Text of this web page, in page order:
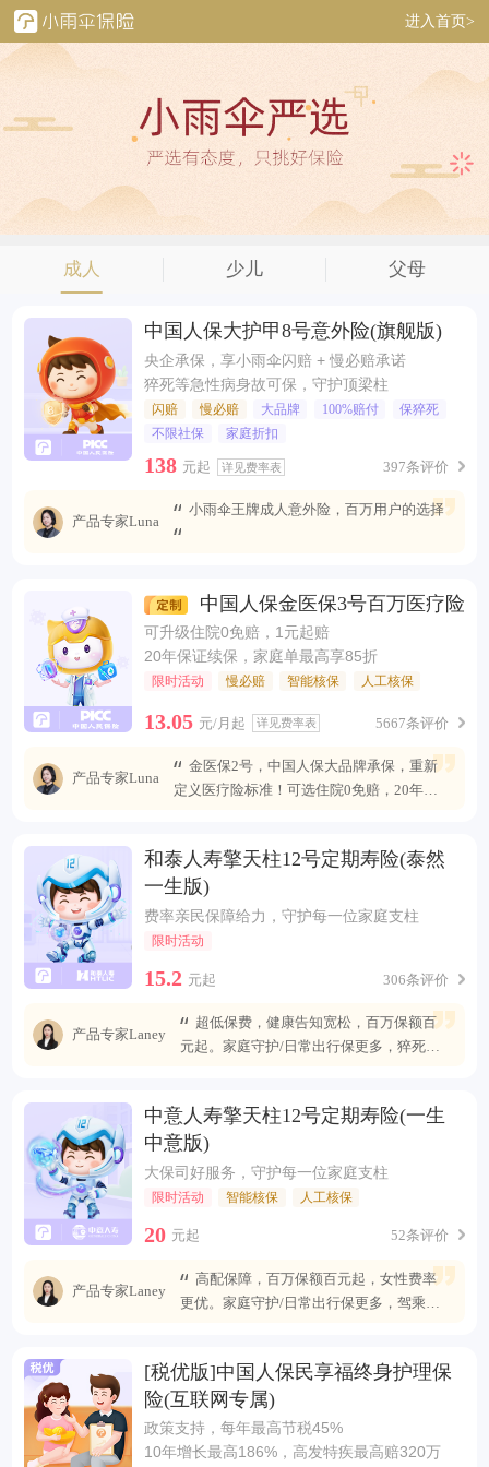
进入首页>
成人 少儿 父母
中国人保大护甲8号意外险(旗舰版)
央企承保，享小雨伞闪赔 + 慢必赔承诺
猝死等急性病身故可保，守护顶梁柱
闪赔 慢必赔 大品牌 100%赔付
保猝死
不限社保
家庭折扣
138 元起 详见费率表 397条评价
产品专家Luna
小雨伞王牌成人意外险，百万用户的选择
中国人保金医保3号百万医疗险
可升级住院0免赔，1元起赔
20年保证续保，家庭单最高享85折
限时活动 慢必赔 智能核保 人工核保
13.05 元/月起 详见费率表 5667条评价
产品专家Luna
金医保2号，中国人保大品牌承保，重新
定义医疗险标准！可选住院0免赔，20年安
和泰人寿擎天柱12号定期寿险(泰然
一生版)
费率亲民保障给力，守护每一位家庭支柱
限时活动
15.2 元起 306条评价
产品专家Laney
超低保费，健康告知宽松，百万保额百
元起。家庭守护/日常出行保更多，猝死可
中意人寿擎天柱12号定期寿险(一生
中意版)
大保司好服务，守护每一位家庭支柱
限时活动 智能核保 人工核保
20 元起 52条评价
产品专家Laney
高配保障，百万保额百元起，女性费率
更优。家庭守护/日常出行保更多，驾乘自
[税优版]中国人保民享福终身护理保
险(互联网专属)
政策支持，每年最高节税45%
10年增长最高186%，高发特疾最高赔320万